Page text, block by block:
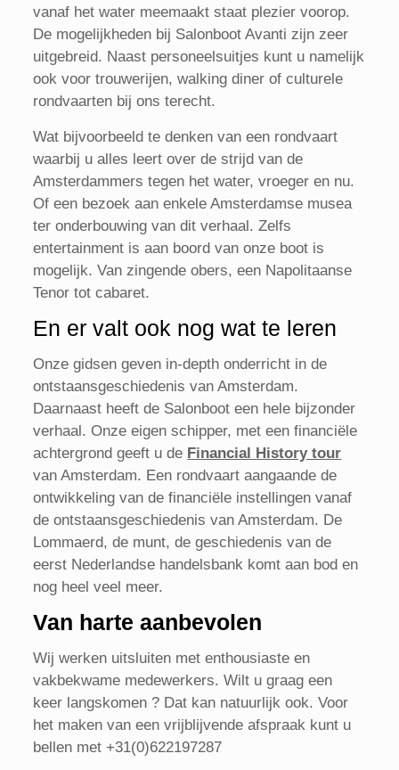
vanaf het water meemaakt staat plezier voorop.
De mogelijkheden bij Salonboot Avanti zijn zeer
uitgebreid. Naast personeelsuitjes kunt u namelijk
ook voor trouwerijen, walking diner of culturele
rondvaarten bij ons terecht.
Wat bijvoorbeeld te denken van een rondvaart
waarbij u alles leert over de strijd van de
Amsterdammers tegen het water, vroeger en nu.
Of een bezoek aan enkele Amsterdamse musea
ter onderbouwing van dit verhaal. Zelfs
entertainment is aan boord van onze boot is
mogelijk. Van zingende obers, een Napolitaanse
Tenor tot cabaret.
En er valt ook nog wat te leren
Onze gidsen geven in-depth onderricht in de
ontstaansgeschiedenis van Amsterdam.
Daarnaast heeft de Salonboot een hele bijzonder
verhaal. Onze eigen schipper, met een financiële
achtergrond geeft u de Financial History tour
van Amsterdam. Een rondvaart aangaande de
ontwikkeling van de financiële instellingen vanaf
de ontstaansgeschiedenis van Amsterdam. De
Lommaerd, de munt, de geschiedenis van de
eerst Nederlandse handelsbank komt aan bod en
nog heel veel meer.
Van harte aanbevolen
Wij werken uitsluiten met enthousiaste en
vakbekwame medewerkers. Wilt u graag een
keer langskomen ? Dat kan natuurlijk ook. Voor
het maken van een vrijblijvende afspraak kunt u
bellen met +31(0)622197287